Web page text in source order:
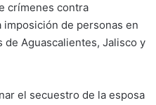
crímenes contra
de personas en
Aguascalientes, Jalisco y
el secuestro de la esposa